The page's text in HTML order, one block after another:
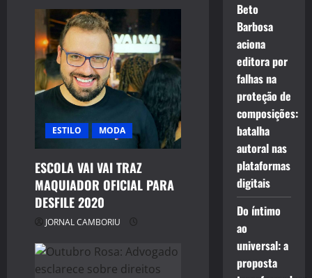
ESTILO MODA
ESCOLA VAI VAI TRAZ
MAQUIADOR OFICIAL PARA
DESFILE 2020
JORNAL CAMBORIU
Beto
Barbosa
aciona
editora por
falhas na
proteção de
composições:
batalha
autoral nas
plataformas
digitais
Do íntimo
ao
universal: a
proposta